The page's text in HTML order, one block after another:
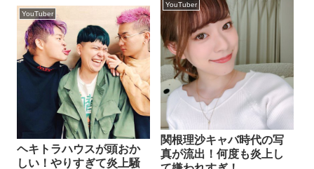
YouTuber
関根理沙キャバ時代の写
真が流出！何度も炎上し
YouTuber
ヘキトラハウスが頭おか
しい！やりすぎて炎上騒